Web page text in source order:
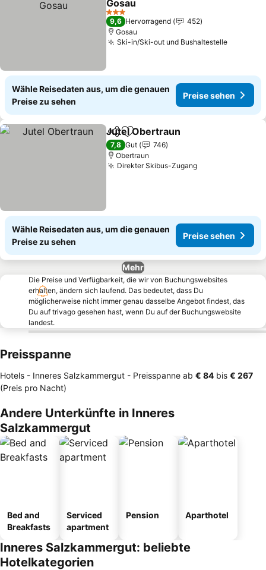
Gosau
3 Sterne
9,6 Hervorragend
452
Gosau
Ski-in/Ski-out und Bushaltestelle
Wähle Reisedaten aus, um die genauen
Preise zu sehen
Preise sehen
TeilenZu Favoriten hinzufügen
Jutel Obertraun
7,8 Gut
746
Obertraun
Direkter Skibus-Zugang
Wähle Reisedaten aus, um die genauen
Preise zu sehen
Preise sehen
Mehr
Die Preise und Verfügbarkeit, die wir von Buchungswebsites
erhalten, ändern sich laufend. Das bedeutet, dass Du
möglicherweise nicht immer genau dasselbe Angebot findest, das
Du auf trivago gesehen hast, wenn Du auf der Buchungswebsite
landest.
Preisspanne
Hotels - Inneres Salzkammergut - Preisspanne ab ‎€ 84 bis ‎€ 267
(Preis pro Nacht)
Andere Unterkünfte in Inneres
Salzkammergut
Bed and
Breakfasts
Serviced
apartment
Pension Aparthotel
Inneres Salzkammergut: beliebte
Hotelkategorien